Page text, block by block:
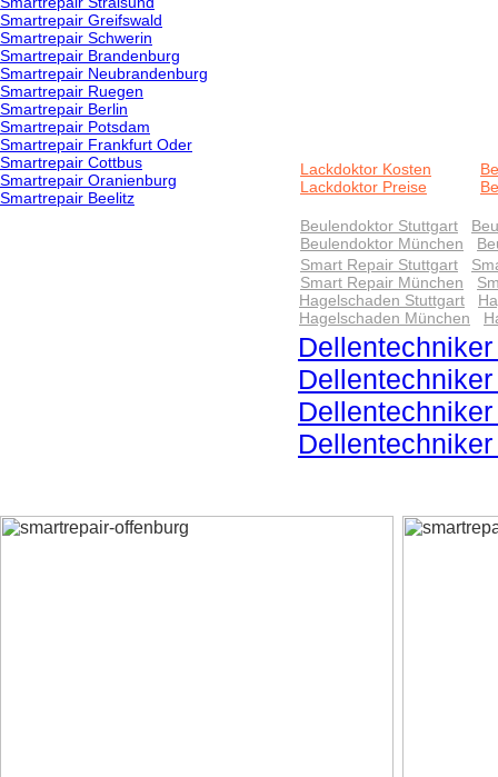
Smartrepair Greifswald
Smartrepair Schwerin
Smartrepair Brandenburg
Smartrepair Neubrandenburg
Smartrepair Ruegen
Smartrepair Berlin
Smartrepair Potsdam
Smartrepair Frankfurt Oder
Smartrepair Cottbus
Smartrepair Oranienburg
Smartrepair Beelitz
Lackdoktor Kosten
Lackdoktor Preise
Beulendoktor Stuttgart
Beulendoktor München
Smart Repair Stuttgart
Smart Repair München
Hagelschaden Stuttgart
Hagelschaden München